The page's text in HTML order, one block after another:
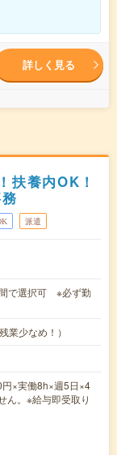
詳しく見る
扶養内OK！
派遣
で選択可 ※必ず勤
業少なめ！）
×実働8h×週5日×4
ん。※給与即受取り